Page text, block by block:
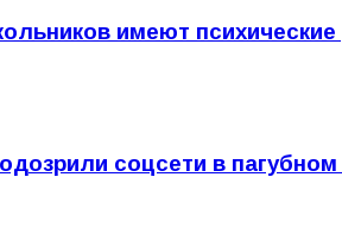
имеют
соцсети в